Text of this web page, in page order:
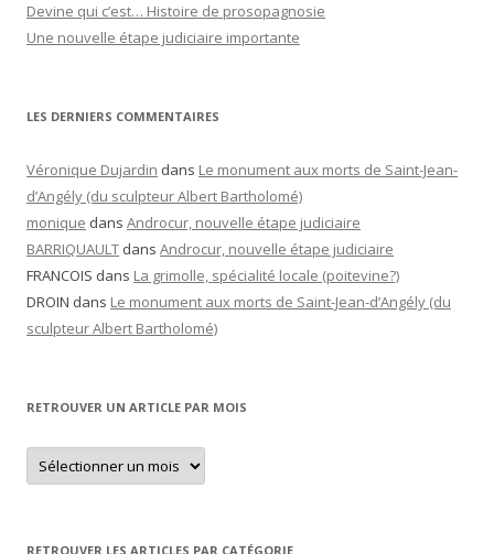
Devine qui c’est… Histoire de prosopagnosie
Une nouvelle étape judiciaire importante
LES DERNIERS COMMENTAIRES
Véronique Dujardin dans Le monument aux morts de Saint-Jean-
d’Angély (du sculpteur Albert Bartholomé)
monique dans Androcur, nouvelle étape judiciaire
BARRIQUAULT dans Androcur, nouvelle étape judiciaire
FRANCOIS dans La grimolle, spécialité locale (poitevine?)
DROIN dans Le monument aux morts de Saint-Jean-d’Angély (du
sculpteur Albert Bartholomé)
RETROUVER UN ARTICLE PAR MOIS
Retrouver
un
article
RETROUVER LES ARTICLES PAR CATÉGORIE